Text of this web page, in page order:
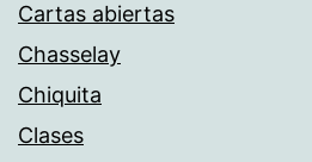
Cartas abiertas
Chasselay
Chiquita
Clases